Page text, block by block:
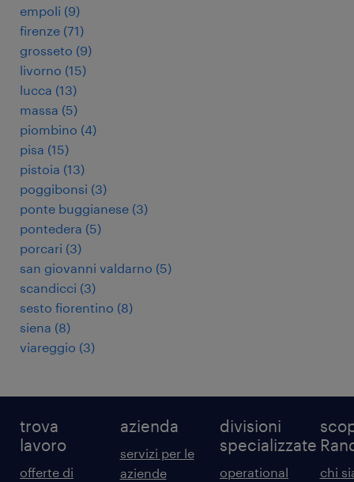
empoli (9)
firenze (71)
grosseto (9)
livorno (15)
lucca (13)
massa (5)
piombino (4)
pisa (15)
pistoia (13)
poggibonsi (3)
ponte buggianese (3)
pontedera (5)
porcari (3)
san giovanni valdarno (5)
scandicci (3)
sesto fiorentino (8)
siena (8)
viareggio (3)
trova
lavoro
offerte di
azienda
servizi per le
aziende
divisioni
specializzate
operational
chi